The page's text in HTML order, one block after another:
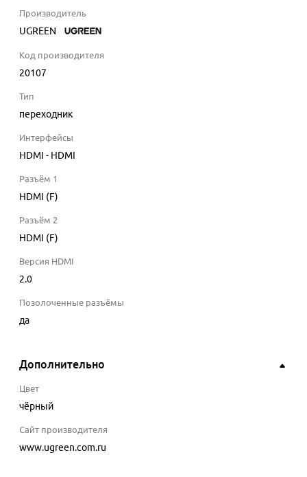
Производитель
UGREEN
Код производителя
20107
Тип
переходник
Интерфейсы
HDMI - HDMI
Разъём 1
HDMI (F)
Разъём 2
HDMI (F)
Версия HDMI
2.0
Позолоченные разъёмы
да
Дополнительно
Цвет
чёрный
Сайт производителя
www.ugreen.com.ru